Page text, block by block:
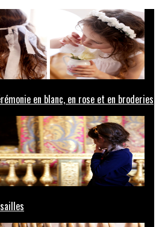
en blanc, en rose et en broderies